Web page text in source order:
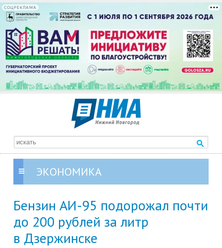
СОЦРЕКЛАМА
ЭКОНОМИКА
Бензин АИ-95 подорожал почти
до 200 рублей за литр
в Дзержинске